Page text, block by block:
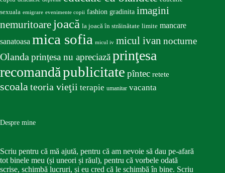
sexuala emigrare evenimente copii fashion gradinita imagini
nemuritoare joacă la joacă în străinătate limite mancare
sanatoasa mica sofia micul iv micul ivan nocturne
Olandaprinţesa nu apreciazăprinţesa
recomandăpublicitate pîntec retete
scoalateoria vieţii terapie umanitar vacanta
Despre mine
Scriu pentru că mă ajută, pentru că am nevoie să dau pe-afară
tot binele meu (și uneori și răul), pentru că vorbele odată
scrise, schimbă lucruri, și eu cred că le schimbă în bine. Scriu